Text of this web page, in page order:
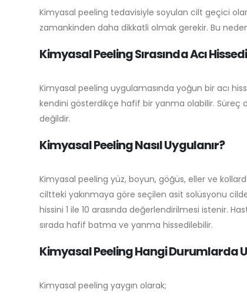
Kimyasal peeling tedavisiyle soyulan cilt geçici
zamankinden daha dikkatli olmak gerekir. Bu
Kimyasal Peeling Sırasında Acı
Kimyasal peeling uygulamasında yoğun bir acı
kendini gösterdikçe hafif bir yanma olabilir. Süreç
değildir.
Kimyasal Peeling Nasıl Uygulanır?
Kimyasal peeling yüz, boyun, göğüs, eller ve
ciltteki yakınmaya göre seçilen asit solüsyonu
hissini 1 ile 10 arasında değerlendirilmesi istenir.
sırada hafif batma ve yanma hissedilebilir.
Kimyasal Peeling Hangi Durumlarda
Kimyasal peeling yaygın olarak;